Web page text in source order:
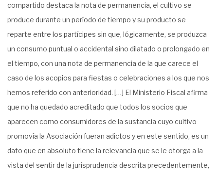
compartido destaca la nota de permanencia, el cultivo se
produce durante un período de tiempo y su producto se
reparte entre los partícipes sin que, lógicamente, se produzca
un consumo puntual o accidental sino dilatado o prolongado en
el tiempo, con una nota de permanencia de la que carece el
caso de los acopios para fiestas o celebraciones a los que nos
hemos referido con anterioridad. […] El Ministerio Fiscal afirma
que no ha quedado acreditado que todos los socios que
aparecen como consumidores de la sustancia cuyo cultivo
promovía la Asociación fueran adictos y en este sentido, es un
dato que en absoluto tiene la relevancia que se le otorga a la
vista del sentir de la jurisprudencia descrita precedentemente,